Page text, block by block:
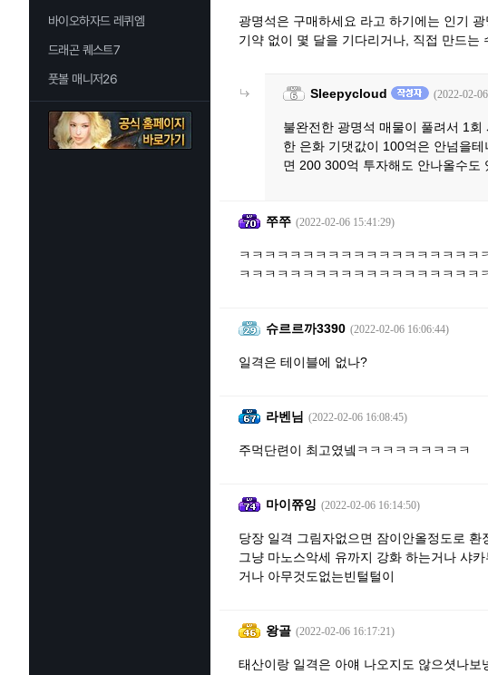
바이오하자드 레퀴엠
드래곤 퀘스트7
풋볼 매니저26
광명석은 구매하세요 라고 하기에는 인기
기약 없이 몇 달을 기다리거나, 직접 만드는
Sleepycloud (2022-02-
불완전한 광명석 매물이 풀려서 1
한 은화 기댓값이 100억은 안넘을
면 200 300억 투자해도 안나올수도
쭈쭈 (2022-02-06 15:41:29)
ㅋㅋㅋㅋㅋㅋㅋㅋㅋㅋㅋㅋㅋㅋㅋㅋㅋㅋㅋ
ㅋㅋㅋㅋㅋㅋㅋㅋㅋㅋㅋㅋㅋㅋㅋㅋㅋㅋㅋ
슈르르까3390 (2022-02-06 16:06:44)
일격은 테이블에 없나?
라벤님 (2022-02-06 16:08:45)
주먹단련이 최고였넼ㅋㅋㅋㅋㅋㅋㅋㅋㅋ
마이쮸잉 (2022-02-06 16:14:50)
당장 일격 그림자없으면 잠이안올정도로
그냥 마노스악세 유까지 강화 하는거나 샤
거나 아무것도없는빈털털이
왕골 (2022-02-06 16:17:21)
태산이랑 일격은 아얘 나오지도 않으셧나보